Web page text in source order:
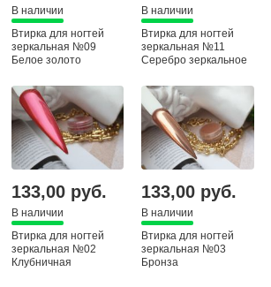
В наличии
Втирка для ногтей
зеркальная №09
Белое золото
В наличии
Втирка для ногтей
зеркальная №11
Серебро зеркальное
133,00 руб.
В наличии
Втирка для ногтей
зеркальная №02
Клубничная
133,00 руб.
В наличии
Втирка для ногтей
зеркальная №03
Бронза